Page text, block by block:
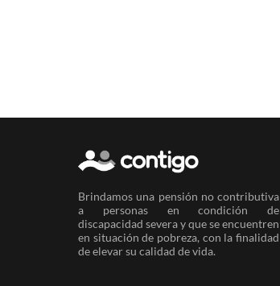
Brindamos una pensión no contributiva
a personas en condición de
discapacidad severa y que se encuentren
en situación de pobreza, con la finalidad
de elevar su calidad de vida.